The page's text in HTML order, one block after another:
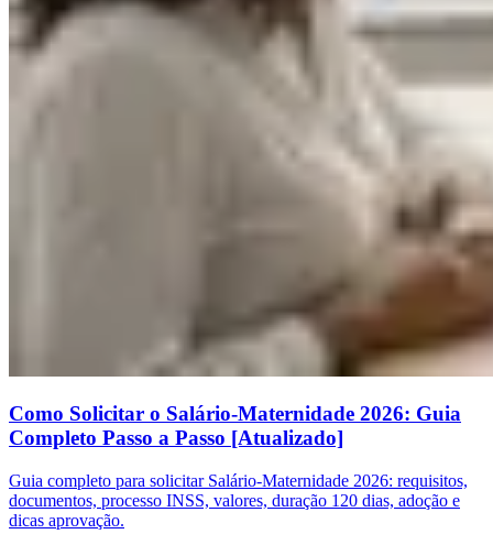
Como Solicitar o Salário-Maternidade 2026: Guia
Completo Passo a Passo [Atualizado]
Guia completo para solicitar Salário-Maternidade 2026: requisitos,
documentos, processo INSS, valores, duração 120 dias, adoção e
dicas aprovação.